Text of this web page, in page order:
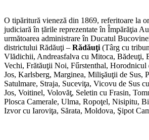
O tipăritură vieneză din 1869, referitoare la
judiciară în țările reprezentate în Împărăţia
următoarea administrare în Ducatul
districtului Rădăuţi – Rădăuţi (Târg cu
Vlădichii, Andreasfalva cu Mitoca, Bădeuţi,
Vechi, Frătăuţii Noi, Fűrstenthal, Horodnicul
Jos, Karlsberg, Marginea, Milişăuţii de Sus,
Satulmare, Straja, Suceviţa, Vicovu de Sus
Jos, Voitinel, Volovăţ, Seletin cu Frasin,
Plosca Camerale, Ulma, Ropoţel, Nisipitu,
Izvor cu Iaroviţa, Sărata, Moldova, Şipot